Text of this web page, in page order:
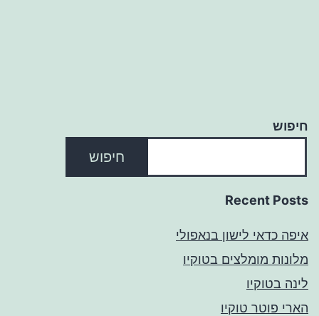
חיפוש
חיפוש
Recent Posts
איפה כדאי לישון בנאפולי
מלונות מומלצים בטוקיו
לינה בטוקיו
הארי פוטר טוקיו